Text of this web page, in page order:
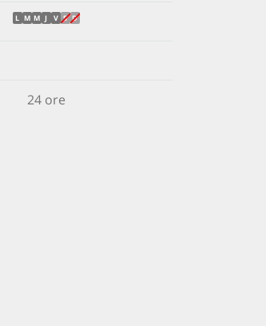
L M M J V S D
24 ore